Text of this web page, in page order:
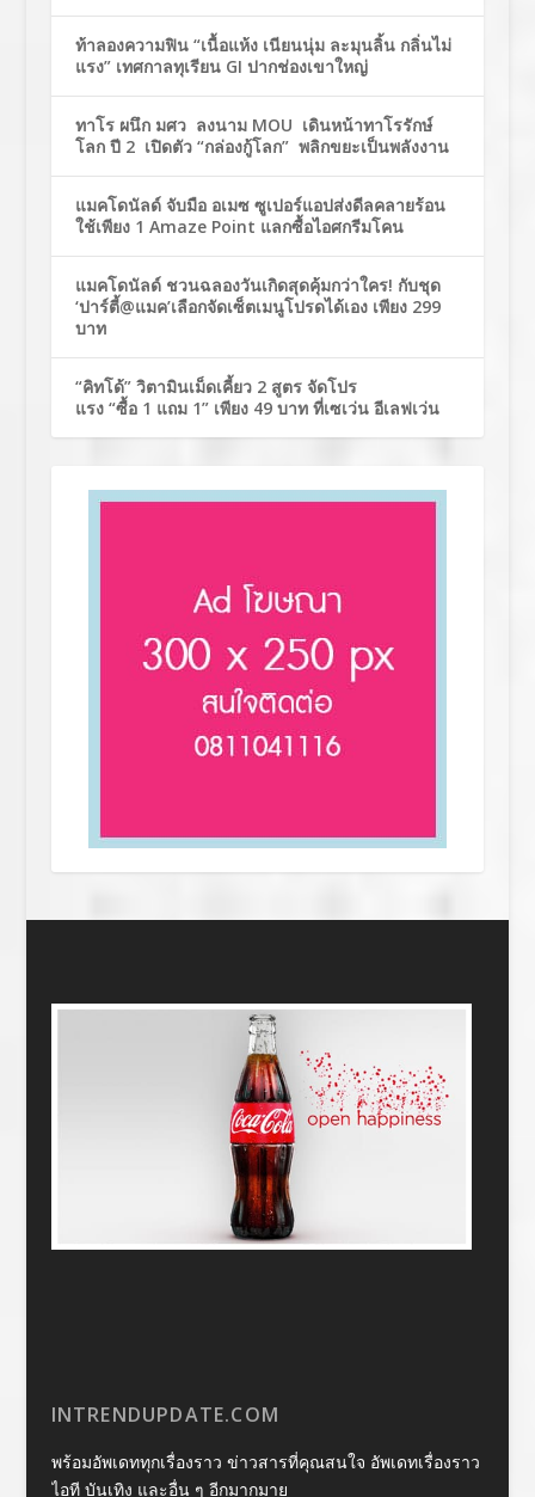
ท้าลองความฟิน “เนื้อแห้ง เนียนนุ่ม ละมุนลิ้น กลิ่นไม่
แรง” เทศกาลทุเรียน GI ปากช่องเขาใหญ่
ทาโร ผนึก มศว ลงนาม MOU เดินหน้าทาโรรักษ์
โลก ปี 2 เปิดตัว “กล่องกู้โลก” พลิกขยะเป็นพลังงาน
แมคโดนัลด์ จับมือ อเมซ ซูเปอร์แอปส่งดีลคลายร้อน
ใช้เพียง 1 Amaze Point แลกซื้อไอศกรีมโคน
แมคโดนัลด์ ชวนฉลองวันเกิดสุดคุ้มกว่าใคร! กับชุด
‘ปาร์ตี้@แมค’เลือกจัดเซ็ตเมนูโปรดได้เอง เพียง 299
บาท
“คิทโด้” วิตามินเม็ดเคี้ยว 2 สูตร จัดโปร
แรง “ซื้อ 1 แถม 1” เพียง 49 บาท ที่เซเว่น อีเลฟเว่น
INTRENDUPDATE.COM
พร้อมอัพเดททุกเรื่องราว ข่าวสารที่คุณสนใจ อัพเดทเรื่องราว
ไอที บันเทิง และอื่น ๆ อีกมากมาย